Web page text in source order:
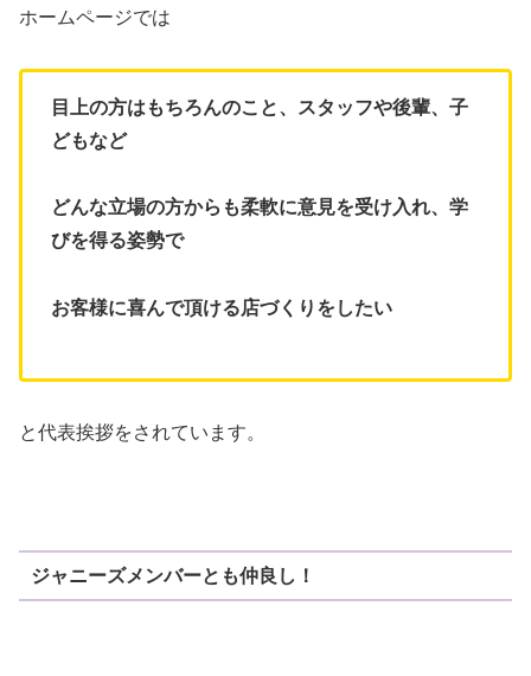
ホームページでは
目上の方はもちろんのこと、スタッフや後輩、子
どもなど
どんな立場の方からも柔軟に意見を受け入れ、学
びを得る姿勢で
お客様に喜んで頂ける店づくりをしたい
と代表挨拶をされています。
ジャニーズメンバーとも仲良し！